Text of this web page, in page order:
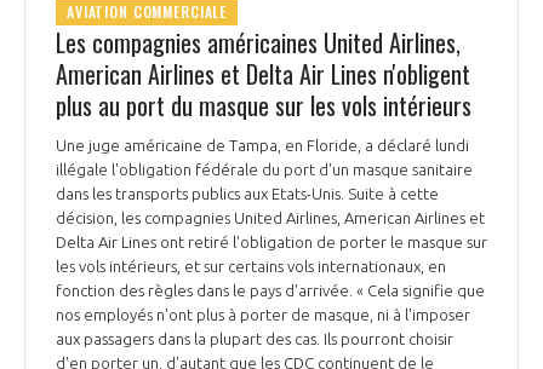
AVIATION COMMERCIALE
Les compagnies américaines United Airlines,
American Airlines et Delta Air Lines n'obligent
plus au port du masque sur les vols intérieurs
Une juge américaine de Tampa, en Floride, a déclaré lundi
illégale l'obligation fédérale du port d'un masque sanitaire
dans les transports publics aux Etats-Unis. Suite à cette
décision, les compagnies United Airlines, American Airlines et
Delta Air Lines ont retiré l'obligation de porter le masque sur
les vols intérieurs, et sur certains vols internationaux, en
fonction des règles dans le pays d'arrivée. « Cela signifie que
nos employés n'ont plus à porter de masque, ni à l'imposer
aux passagers dans la plupart des cas. Ils pourront choisir
d'en porter un, d'autant que les CDC continuent de le